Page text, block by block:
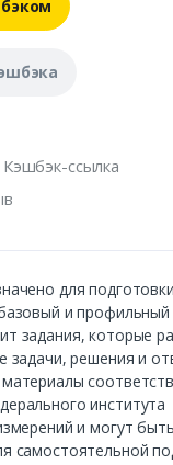
Кэшбэк-ссылка
для
и профильный
задания, которые
задачи, решения и
института
и могут быть
самостоятельной